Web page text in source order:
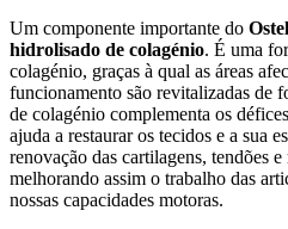
Um componente importante do
hidrolisado de colagénio. É uma
colagénio, graças à qual as áreas
funcionamento são revitalizadas de
de colagénio complementa os
ajuda a restaurar os tecidos e a sua
renovação das cartilagens, tendões
melhorando assim o trabalho das
nossas capacidades motoras.